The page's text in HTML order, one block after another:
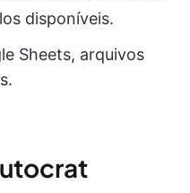
disponíveis.
Sheets, arquivos